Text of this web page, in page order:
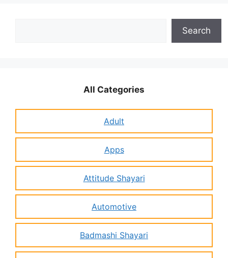
Search
All Categories
Adult
Apps
Attitude Shayari
Automotive
Badmashi Shayari